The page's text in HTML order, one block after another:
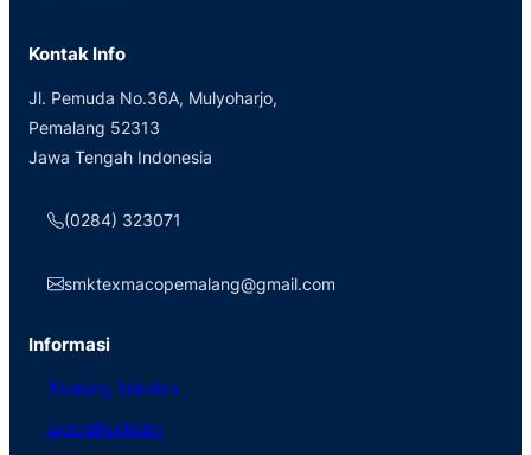
Kontak Info
Jl. Pemuda No.36A, Mulyoharjo,
Pemalang 52313
Jawa Tengah Indonesia
(0284) 323071
smktexmacopemalang@gmail.com
Informasi
Tentang Sekolah
Ekstrakurikuler